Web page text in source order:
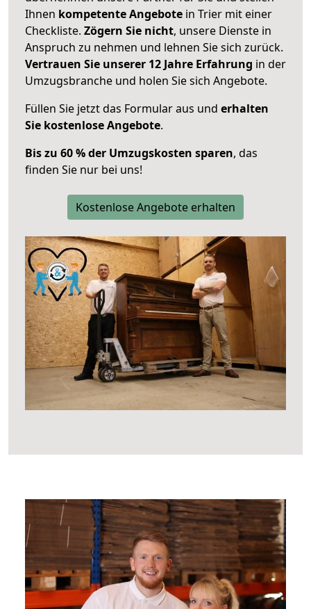
Ihnen kompetente Angebote in Trier mit einer
Checkliste. Zögern Sie nicht, unsere Dienste in
Anspruch zu nehmen und lehnen Sie sich zurück.
Vertrauen Sie unserer 12 Jahre Erfahrung in der
Umzugsbranche und holen Sie sich Angebote.
Füllen Sie jetzt das Formular aus und erhalten
Sie kostenlose Angebote.
Bis zu 60 % der Umzugskosten sparen, das
finden Sie nur bei uns!
Kostenlose Angebote erhalten